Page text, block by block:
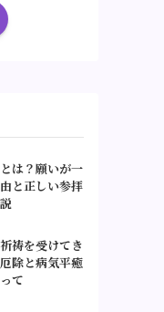
は？願いが一
と正しい参拝
祷を受けてき
除と病気平癒
て